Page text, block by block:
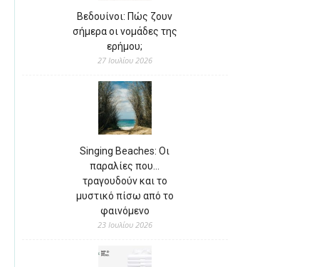
Βεδουίνοι: Πώς ζουν
σήμερα οι νομάδες της
ερήμου;
27 Ιουλίου 2026
Singing Beaches: Οι
παραλίες που…
τραγουδούν και το
μυστικό πίσω από το
φαινόμενο
23 Ιουλίου 2026